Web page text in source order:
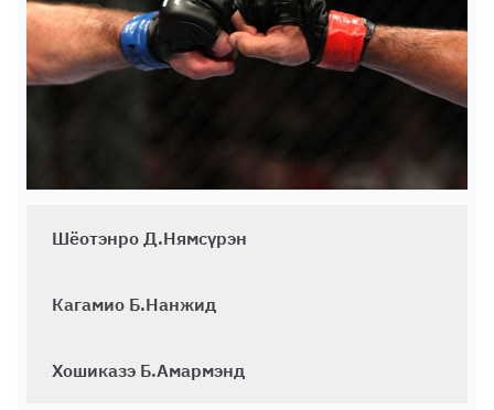
Шёотэнро Д.Нямсүрэн
Кагамио Б.Нанжид
Хошиказэ Б.Амармэнд